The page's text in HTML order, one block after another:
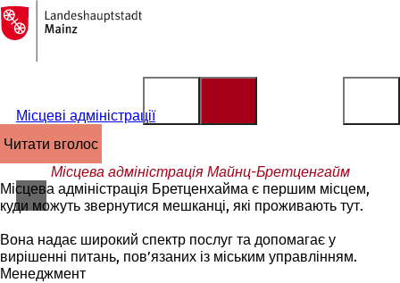
Перейти до змісту
На
головну
сторінку
Місцеві адміністрації
читати вголос
Місцева адміністрація Майнц-Бретценгайм
Місцева адміністрація Бретценхайма є першим місцем,
куди можуть звернутися мешканці, які проживають тут.
Вона надає широкий спектр послуг та допомагає у
вирішенні питань, пов’язаних із міським управлінням.
Менеджмент